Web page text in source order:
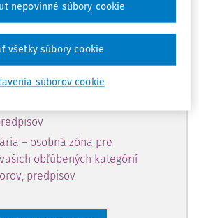
sa len zaregistrovať.
získate prístup aj k
obsahu:
– osobná zóna pre
obľúbených kategórií
predpisov
súborov cookie
nepovinné súbory cookie
všetky súbory cookie